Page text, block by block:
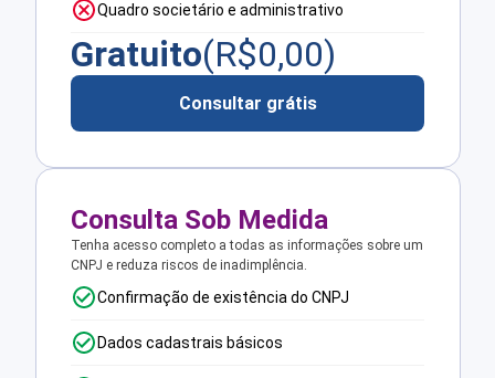
Quadro societário e administrativo
Gratuito(R$0,00)
Consultar grátis
Consulta Sob Medida
Tenha acesso completo a todas as informações sobre um
CNPJ e reduza riscos de inadimplência.
Confirmação de existência do CNPJ
Dados cadastrais básicos